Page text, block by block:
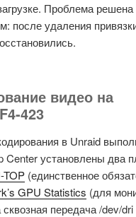
Проблема решена
после удаления
видео на
423
в Unraid
Center установлены два
TOP (единственное
GPU Statistics (для
передача /dev/